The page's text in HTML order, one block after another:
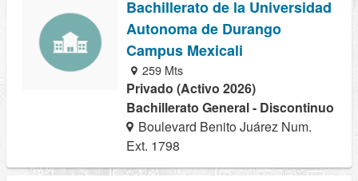
Bachillerato de la Universidad
Autonoma de Durango
Campus Mexicali
259 Mts
Privado (Activo 2026)
Bachillerato General - Discontinuo
Boulevard Benito Juárez Num.
Ext. 1798